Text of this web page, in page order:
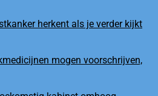
herkent als je verder kijkt
mogen voorschrijven,